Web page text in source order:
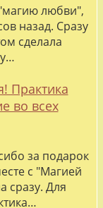
любви",
назад. Сразу
сделала
Практика
во всех
за подарок
с "Магией
сразу. Для